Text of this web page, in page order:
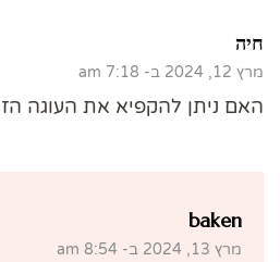
חיה
מרץ 12, 2024 ב- 7:18 am
האם ניתן להקפיא את העוגה
baken
מרץ 13, 2024 ב- 8:54 am